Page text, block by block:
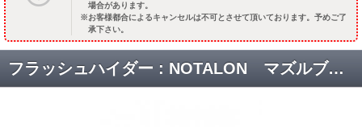
場合があります。
お客様都合によるキャンセルは不可とさせて頂いております。予めご了
承下さい。
フラッシュハイダー : NOTALON マズルブレーキ [KW-KU-098] [取寄]